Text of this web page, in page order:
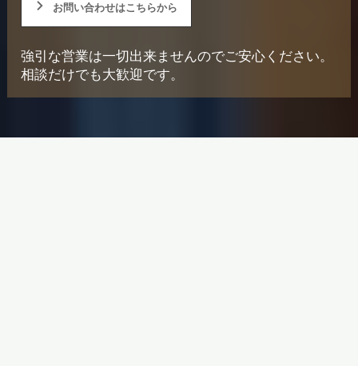
お問い合わせはこちらから
強引な営業は一切出来ませんのでご安心ください。
相談だけでも大歓迎です。